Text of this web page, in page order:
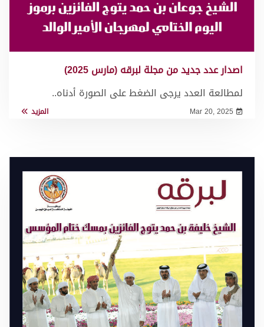
اصدار عدد جديد من مجلة لبرقه (مارس 2025)
لمطالعة العدد يرجى الضغط على الصورة أدناه..
Mar 20, 2025 المزيد